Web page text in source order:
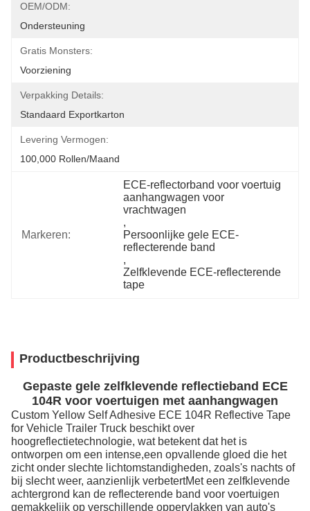
OEM/ODM:
Ondersteuning
Gratis Monsters:
Voorziening
Verpakking Details:
Standaard Exportkarton
Levering Vermogen:
100,000 Rollen/maand
Markeren:
ECE-reflectorband voor voertuig
aanhangwagen voor
vrachtwagen
,
Persoonlijke gele ECE-
reflecterende band
,
Zelfklevende ECE-reflecterende
tape
Productbeschrijving
Gepaste gele zelfklevende reflectieband ECE
104R voor voertuigen met aanhangwagen
Custom Yellow Self Adhesive ECE 104R Reflective Tape
for Vehicle Trailer Truck beschikt over
hoogreflectietechnologie, wat betekent dat het is
ontworpen om een intense,een opvallende gloed die het
zicht onder slechte lichtomstandigheden, zoals's nachts of
bij slecht weer, aanzienlijk verbetertMet een zelfklevende
achtergrond kan de reflecterende band voor voertuigen
gemakkelijk op verschillende oppervlakken van auto's